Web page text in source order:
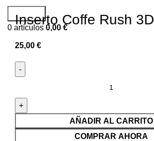
Buscar...
0 artículos 0,00 €
Inserto Coffe Rush 3D
25,00 €
AÑADIR AL CARRITO
COMPRAR AHORA